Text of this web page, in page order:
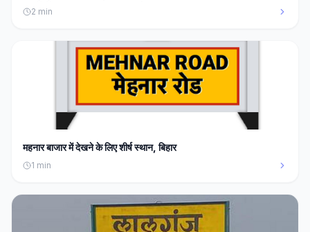
2 min
महनार बाजार में देखने के लिए शीर्ष स्थान, बिहार
1 min